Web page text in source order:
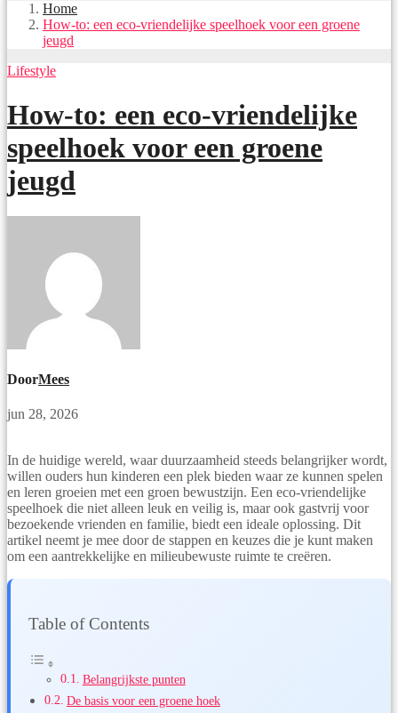
Home
How-to: een eco-vriendelijke speelhoek voor een groene
jeugd
Lifestyle
How-to: een eco-vriendelijke
speelhoek voor een groene
jeugd
DoorMees
jun 28, 2026
In de huidige wereld, waar duurzaamheid steeds belangrijker wordt,
willen ouders hun kinderen een plek bieden waar ze kunnen spelen
en leren groeien met een groen bewustzijn. Een eco-vriendelijke
speelhoek die niet alleen leuk en veilig is, maar ook gastvrij voor
bezoekende vrienden en familie, biedt een ideale oplossing. Dit
artikel neemt je mee door de stappen en keuzes die je kunt maken
om een aantrekkelijke en milieubewuste ruimte te creëren.
Table of Contents
Belangrijkste punten
De basis voor een groene hoek